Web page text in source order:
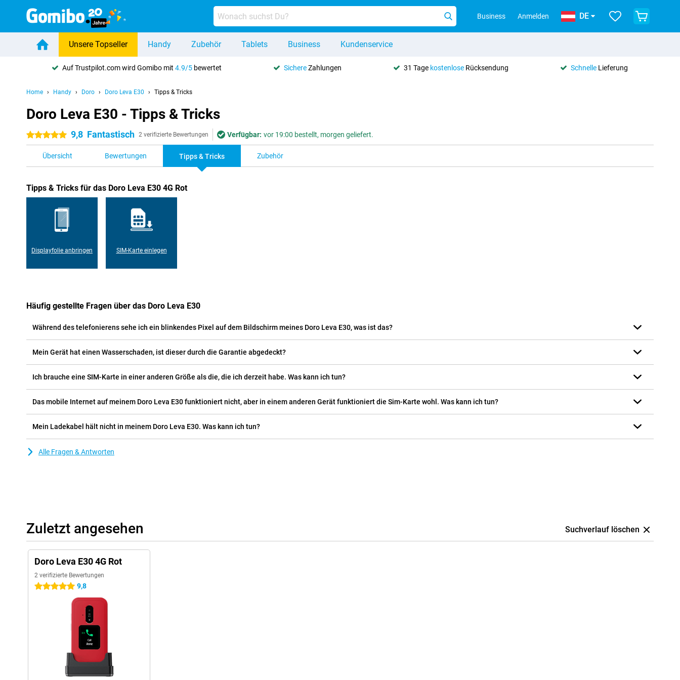
Business Anmelden DE
Unsere Topseller Handy Zubehör Tablets Business Kundenservice
Auf Trustpilot.com wird Gomibo mit4.9/5 bewertet SichereZahlungen 31 Tage kostenloseRücksendung SchnelleLieferung
Home Handy Doro Doro Leva E30 Tipps & Tricks
Doro Leva E30 - Tipps & Tricks
5 Sterne 9,8 Fantastisch 2 verifizierte Bewertungen Verfügbar: vor 19:00 bestellt, morgen geliefert.
Übersicht Bewertungen Tipps & Tricks Zubehör
Tipps & Tricks für das Doro Leva E30 4G Rot
Displayfolie anbringen SIM-Karte einlegen
Häufig gestellte Fragen über das Doro Leva E30
Während des telefonierens sehe ich ein blinkendes Pixel auf dem Bildschirm meines Doro Leva E30, was ist das?
Mein Gerät hat einen Wasserschaden, ist dieser durch die Garantie abgedeckt?
Ich brauche eine SIM-Karte in einer anderen Größe als die, die ich derzeit habe. Was kann ich tun?
Das mobile Internet auf meinem Doro Leva E30 funktioniert nicht, aber in einem anderen Gerät funktioniert die Sim-Karte wohl. Was kann ich tun?
Mein Ladekabel hält nicht in meinem Doro Leva E30. Was kann ich tun?
Alle Fragen & Antworten
Zuletzt angesehen Suchverlauf löschen
Doro Leva E30 4G Rot
2 verifizierte Bewertungen
5 Sterne 9,8